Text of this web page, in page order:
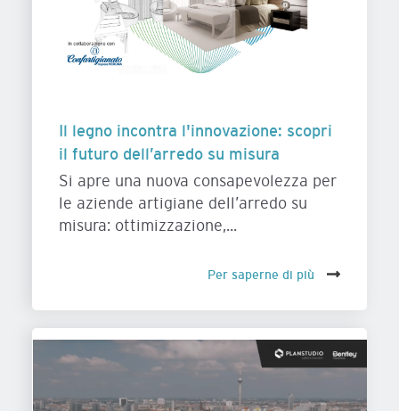
Il legno incontra l'innovazione: scopri
il futuro dell’arredo su misura
Si apre una nuova consapevolezza per
le aziende artigiane dell’arredo su
misura: ottimizzazione,...
Per saperne di più